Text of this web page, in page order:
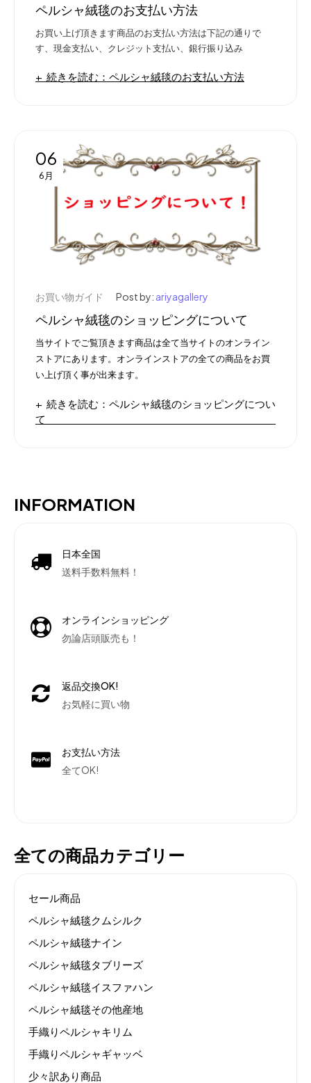
ペルシャ絨毯のお支払い方法
お買い上げ頂きます商品のお支払い方法は下記の通りで
す、現金支払い、クレジット支払い、銀行振り込み
続きを読む：ペルシャ絨毯のお支払い方法
06
6月
お買い物ガイド Post by: ariyagallery
ペルシャ絨毯のショッピングについて
当サイトでご覧頂きます商品は全て当サイトのオンライン
ストアにあります。オンラインストアの全ての商品をお買
い上げ頂く事が出来ます。
続きを読む：ペルシャ絨毯のショッピングについ
て
INFORMATION
日本全国
送料手数料無料！
オンラインショッピング
勿論店頭販売も！
返品交換OK!
お気軽に買い物
お支払い方法
全てOK!
全ての商品カテゴリー
セール商品
ペルシャ絨毯クムシルク
ペルシャ絨毯ナイン
ペルシャ絨毯タブリーズ
ペルシャ絨毯イスファハン
ペルシャ絨毯その他産地
手織りペルシャキリム
手織りペルシャギャッベ
少々訳あり商品